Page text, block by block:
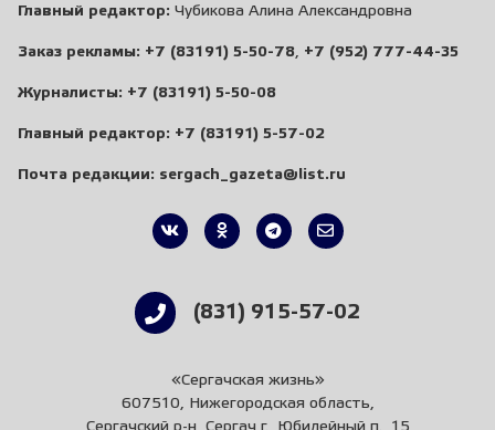
Главный редактор: Чубикова Алина Александровна
Заказ рекламы: +7 (83191) 5-50-78, +7 (952) 777-44-35
Журналисты: +7 (83191) 5-50-08
Главный редактор: +7 (83191) 5-57-02
Почта редакции: sergach_gazeta@list.ru
(831) 915-57-02
«Сергачская жизнь»
607510, Нижегородская область,